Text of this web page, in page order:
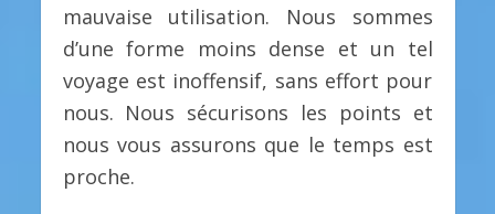
mauvaise utilisation. Nous sommes
d’une forme moins dense et un tel
voyage est inoffensif, sans effort pour
nous. Nous sécurisons les points et
nous vous assurons que le temps est
proche.